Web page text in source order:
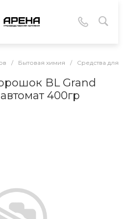
/ Бытовая химия / Средства для
BL Grand
400гр